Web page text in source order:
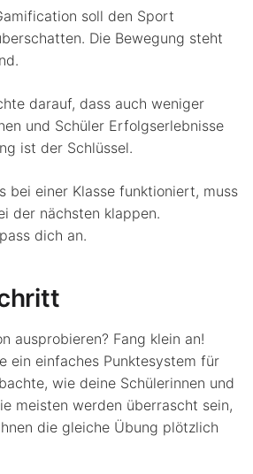
soll den Sport
Die Bewegung steht
darauf, dass auch weniger
und Schüler Erfolgserlebnisse
ist der Schlüssel.
bei einer Klasse funktioniert, muss
der nächsten klappen.
dich an.
ausprobieren? Fang klein an!
ein einfaches Punktesystem für
wie deine Schülerinnen und
meisten werden überrascht sein,
die gleiche Übung plötzlich